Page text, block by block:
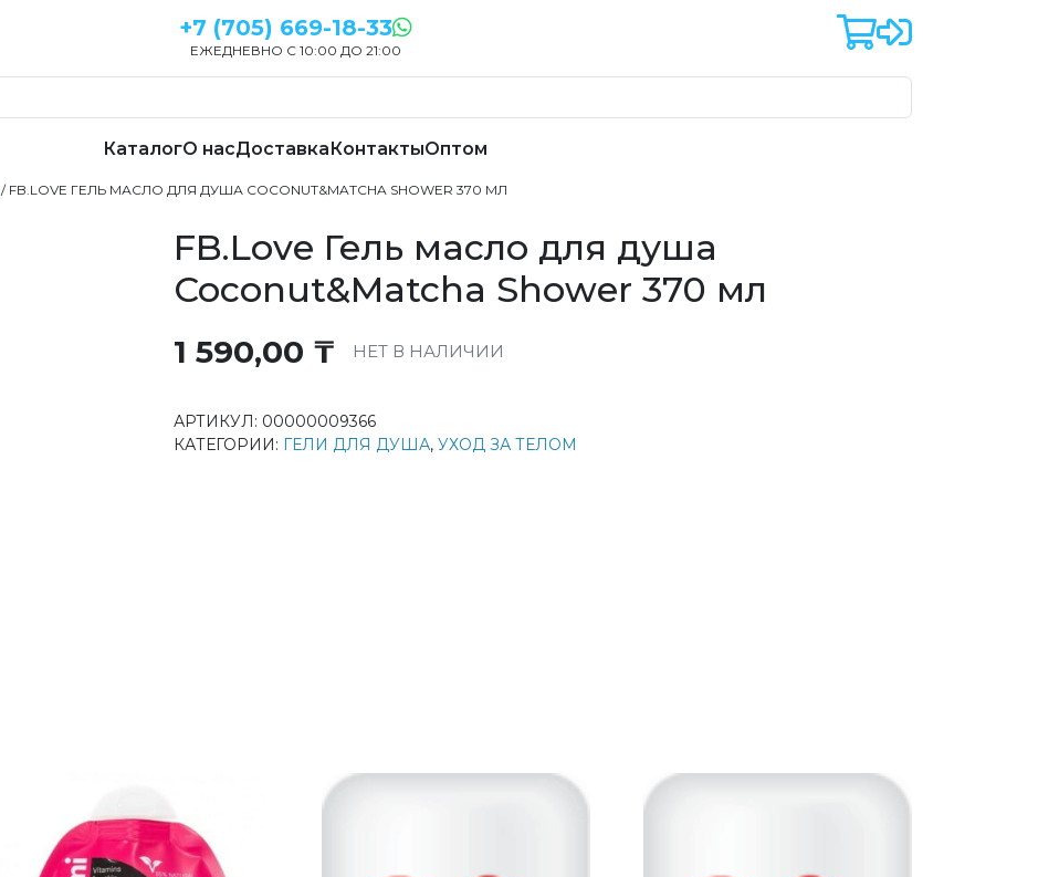
+7 (705) 669-18-33
ЕЖЕДНЕВНО С 10:00 ДО 21:00
КаталогО насДоставкаКонтактыОптом
/ FB.LOVE ГЕЛЬ МАСЛО ДЛЯ ДУША COCONUT&MATCHA SHOWER 370 МЛ
FB.Love Гель масло для душа
Coconut&Matcha Shower 370 мл
1 590,00 ₸ НЕТ В НАЛИЧИИ
АРТИКУЛ: 00000009366
КАТЕГОРИИ: ГЕЛИ ДЛЯ ДУША, УХОД ЗА ТЕЛОМ